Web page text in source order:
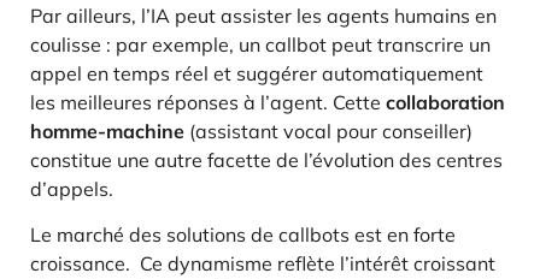
Par ailleurs, l’IA peut assister les agents humains en
coulisse : par exemple, un callbot peut transcrire un
appel en temps réel et suggérer automatiquement
les meilleures réponses à l’agent. Cette collaboration
homme-machine (assistant vocal pour conseiller)
constitue une autre facette de l’évolution des centres
d’appels.
Le marché des solutions de callbots est en forte
croissance. Ce dynamisme reflète l’intérêt croissant